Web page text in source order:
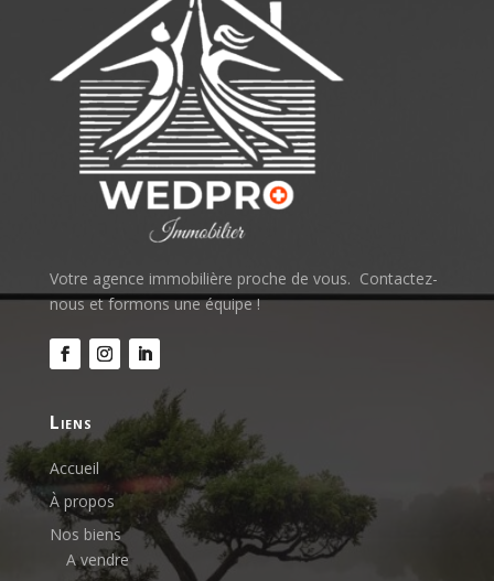
Votre agence immobilière proche de vous. Contactez-
nous et formons une équipe !
liens
Accueil
À propos
Nos biens
A vendre